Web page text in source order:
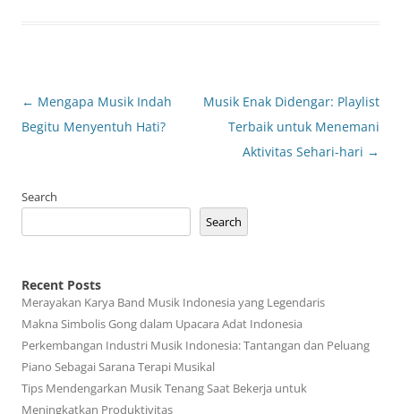
Post
navigation
← Mengapa Musik Indah
Begitu Menyentuh Hati?
Musik Enak Didengar: Playlist
Terbaik untuk Menemani
Aktivitas Sehari-hari →
Search
Search
Recent Posts
Merayakan Karya Band Musik Indonesia yang Legendaris
Makna Simbolis Gong dalam Upacara Adat Indonesia
Perkembangan Industri Musik Indonesia: Tantangan dan Peluang
Piano Sebagai Sarana Terapi Musikal
Tips Mendengarkan Musik Tenang Saat Bekerja untuk
Meningkatkan Produktivitas